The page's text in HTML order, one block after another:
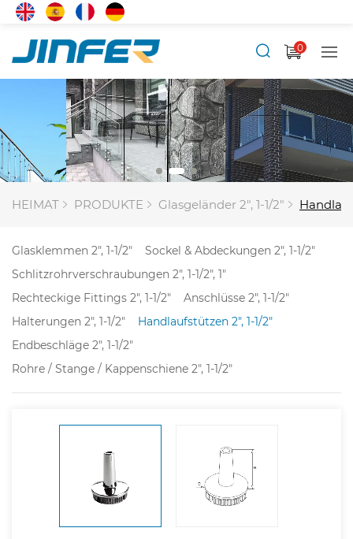
0
HEIMAT PRODUKTE Glasgeländer 2", 1-1/2"
Glasklemmen 2", 1-1/2"
Sockel & Abdeckungen 2", 1-1/2"
Schlitzrohrverschraubungen 2", 1-1/2", 1"
Rechteckige Fittings 2", 1-1/2"
Anschlüsse 2", 1-1/2"
Halterungen 2", 1-1/2"
Handlaufstützen 2", 1-1/2"
Endbeschläge 2", 1-1/2"
Rohre / Stange / Kappenschiene 2", 1-1/2"